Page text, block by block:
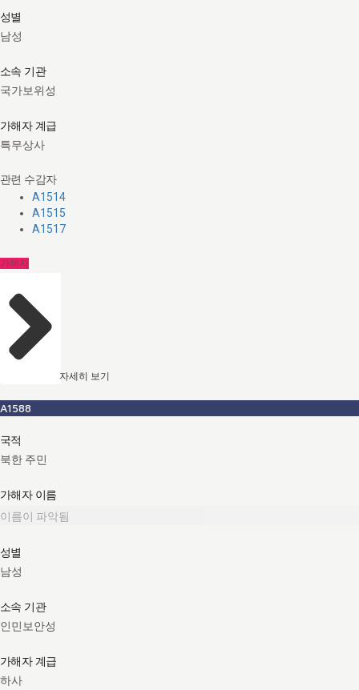
성별
남성
소속 기관
국가보위성
가해자 계급
특무상사
관련 수감자
A1514
A1515
A1517
가해자
자세히 보기
A1588
국적
북한 주민
가해자 이름
이름이 파악됨
성별
남성
소속 기관
인민보안성
가해자 계급
하사